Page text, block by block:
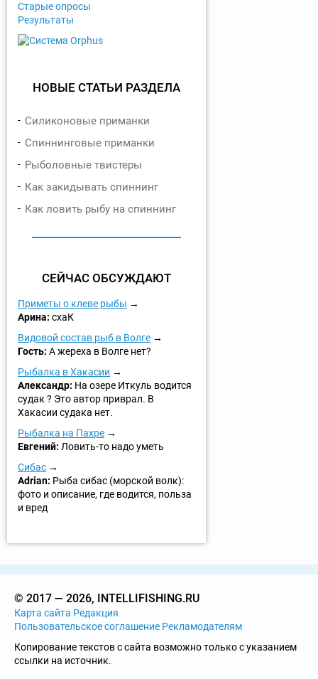
Старые опросы
Результаты
НОВЫЕ СТАТЬИ РАЗДЕЛА
Силиконовые приманки
Спиннинговые приманки
Рыболовные твистеры
Как закидывать спиннинг
Как ловить рыбу на спиннинг
СЕЙЧАС ОБСУЖДАЮТ
Приметы о клеве рыбы
Арина: схаК
Видовой состав рыб в Волге
Гость: А жереха в Волге нет?
Рыбалка в Хакасии
Александр: На озере Иткуль водится
судак ? Это автор приврал. В
Хакасии судака нет.
Рыбалка на Пахре
Евгений: Ловить-то надо уметь
Сибас
Adrian: Рыба сибас (морской волк):
фото и описание, где водится, польза
и вред
© 2017 — 2026, INTELLIFISHING.RU
Карта сайта Редакция
Пользовательское соглашение Рекламодателям
Копирование текстов с сайта возможно только с указанием
ссылки на источник.